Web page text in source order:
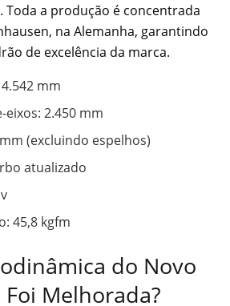
Toda a produção é concentrada
na Alemanha, garantindo
de excelência da marca.
mm
2.450 mm
(excluindo espelhos)
atualizado
45,8 kgfm
do Novo
Melhorada?